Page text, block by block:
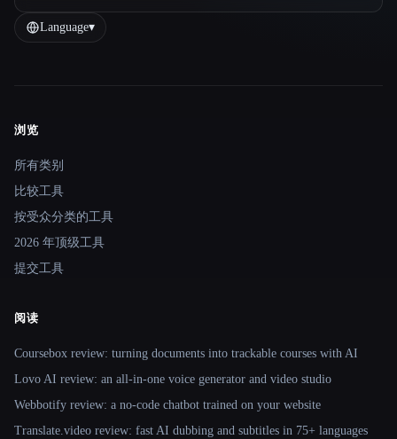
Language▾
Site navigation
浏览
所有类别
比较工具
按受众分类的工具
2026 年顶级工具
提交工具
阅读
Coursebox review: turning documents into trackable courses with AI
Lovo AI review: an all-in-one voice generator and video studio
Webbotify review: a no-code chatbot trained on your website
Translate.video review: fast AI dubbing and subtitles in 75+ languages